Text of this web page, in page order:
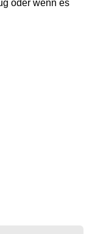
oder wenn es